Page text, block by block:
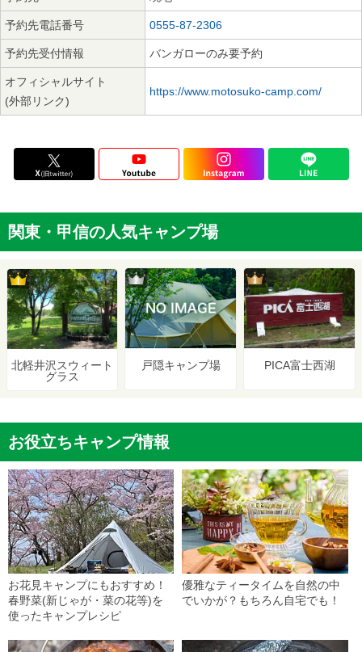
予約先電話番号 0555-87-2306
予約先受付情報 バンガローのみ要予約
オフィシャルサイト
(外部リンク)
https://www.motosuko-camp.com/
関東・甲信の人気キャンプ場
1位
北軽井沢スウィート
グラス
2位
戸隠キャンプ場
3位
PICA富士西湖
お役立ちキャンプ情報
お花見キャンプにもおすすめ！
春野菜(新じゃが・菜の花等)を
使ったキャンプレシピ
優雅なティータイムを自然の中
でいかが？もちろん自宅でも！